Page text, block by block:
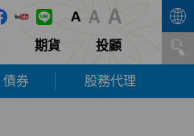
期貨 投顧
債券 股務代理